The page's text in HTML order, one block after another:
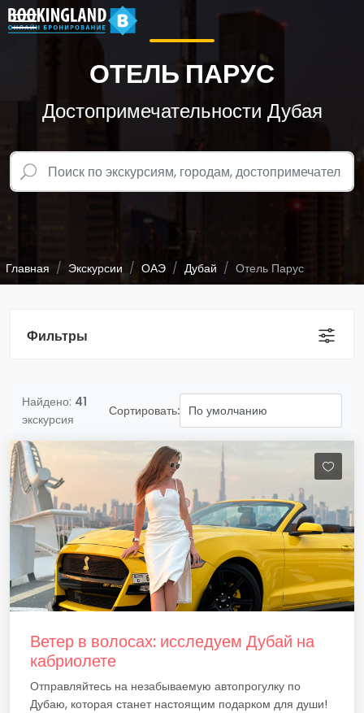
ОТЕЛЬ ПАРУС
Достопримечательности Дубая
Главная Экскурсии ОАЭ Дубай Отель Парус
Фильтры
Найдено: 41
экскурсия
Сортировать:
Ветер в волосах: исследуем Дубай на
кабриолете
Отправляйтесь на незабываемую автопрогулку по
Дубаю, которая станет настоящим подарком для души!